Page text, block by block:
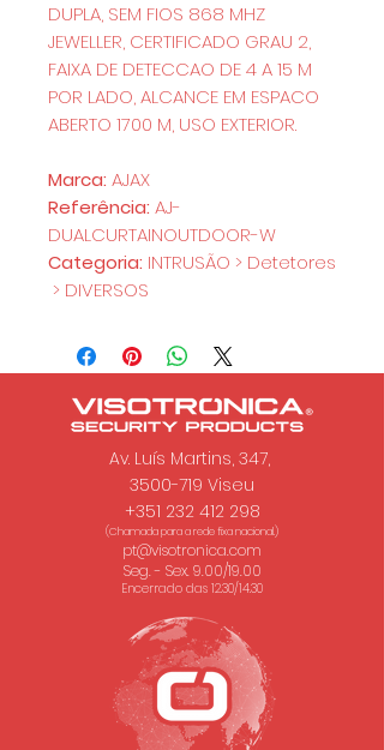
DUPLA, SEM FIOS 868 MHZ
JEWELLER, CERTIFICADO GRAU 2,
FAIXA DE DETECCAO DE 4 A 15 M
POR LADO, ALCANCE EM ESPACO
ABERTO 1700 M, USO EXTERIOR.
Marca: AJAX
Referência: AJ-
DUALCURTAINOUTDOOR-W
Categoria: INTRUSÃO > Detetores
> DIVERSOS
Av. Luís Martins, 347,
3500-719 Viseu
+351 232 412 298
(Chamada para a rede fixa nacional.)
pt@visotronica.com
Seg. - Sex. 9.00/19.00
Encerrado das 12.30/14.30